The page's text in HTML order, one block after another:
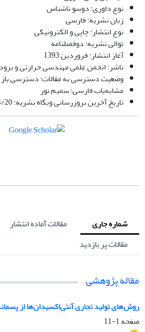
نوع داوری: دوسو ناشناس
زبان نشریه: فارسی
نوع انتشار: چاپی و الکترونیکی
توالی نشریه: دوفصلنامه
آغاز انتشار: فروردین 1393
ناشر: انجمن علمی مهندسی حرارتی و
وضعیت دسترسی به مقالات: دسترسی باز
مشابه‌یاب فارسی: سمیم نور
تاریخ آخرین بروزرسانی وبگاه نشریه: 1404/04/20
شماره جاری
مقالات آماده انتشار
مقالات پر بازدید
مقاله پژوهشی
روش‌های تولید تجاری آنتی‌اکسیدان‌ها از
صفحه1-11